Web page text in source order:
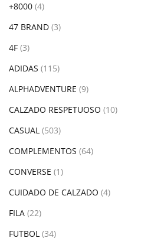
+8000 (4)
47 BRAND (3)
4F (3)
ADIDAS (115)
ALPHADVENTURE (9)
CALZADO RESPETUOSO (10)
CASUAL (503)
COMPLEMENTOS (64)
CONVERSE (1)
CUIDADO DE CALZADO (4)
FILA (22)
FUTBOL (34)